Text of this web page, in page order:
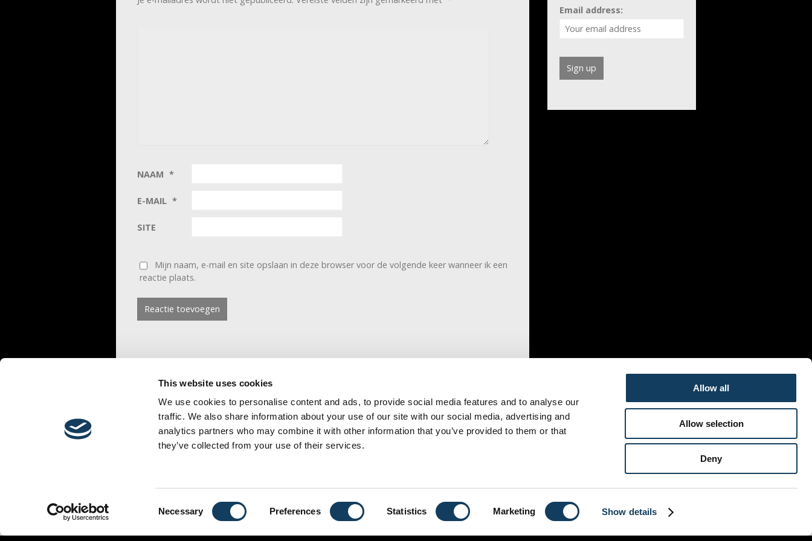
This website uses cookies
We use cookies to personalise content and ads, to provide social media features and to analyse our
traffic. We also share information about your use of our site with our social media, advertising and
analytics partners who may combine it with other information that you’ve provided to them or that
they’ve collected from your use of their services.
Necessary Preferences Statistics Marketing Show details
Allow all
Allow selection
Deny
NAAM *
E-MAIL *
SITE
Mijn naam, e-mail en site opslaan in deze browser voor de volgende keer wanneer ik een
reactie plaats.
Email address:
+32473924235
Copyright © 2026 heartbeatchurch.be.